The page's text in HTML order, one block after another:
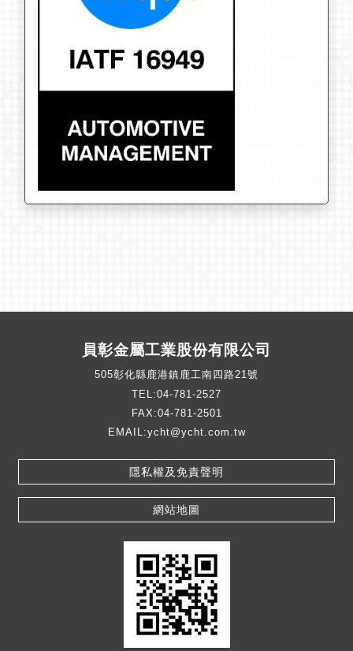
員彰金屬工業股份有限公司
505彰化縣鹿港鎮鹿工南四路21號
TEL:04-781-2527
FAX:04-781-2501
EMAIL:ycht@ycht.com.tw
隱私權及免責聲明
網站地圖